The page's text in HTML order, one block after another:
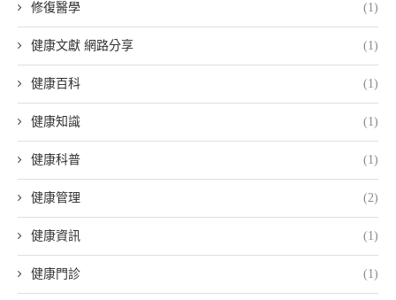
修復醫學 (1)
健康文獻 網路分享 (1)
健康百科 (1)
健康知識 (1)
健康科普 (1)
健康管理 (2)
健康資訊 (1)
健康門診 (1)